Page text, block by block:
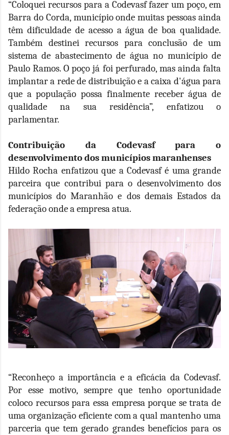
“Coloquei recursos para a Codevasf fazer um poço, em
Barra do Corda, município onde muitas pessoas ainda
têm dificuldade de acesso a água de boa qualidade.
Também destinei recursos para conclusão de um
sistema de abastecimento de água no município de
Paulo Ramos. O poço já foi perfurado, mas ainda falta
implantar a rede de distribuição e a caixa d'água para
que a população possa finalmente receber água de
qualidade na sua residência”, enfatizou o
parlamentar.
Contribuição da Codevasf para o
desenvolvimento dos municípios maranhenses
Hildo Rocha enfatizou que a Codevasf é uma grande
parceira que contribui para o desenvolvimento dos
municípios do Maranhão e dos demais Estados da
federação onde a empresa atua.
“Reconheço a importância e a eficácia da Codevasf.
Por esse motivo, sempre que tenho oportunidade
coloco recursos para essa empresa porque se trata de
uma organização eficiente com a qual mantenho uma
parceria que tem gerado grandes benefícios para os